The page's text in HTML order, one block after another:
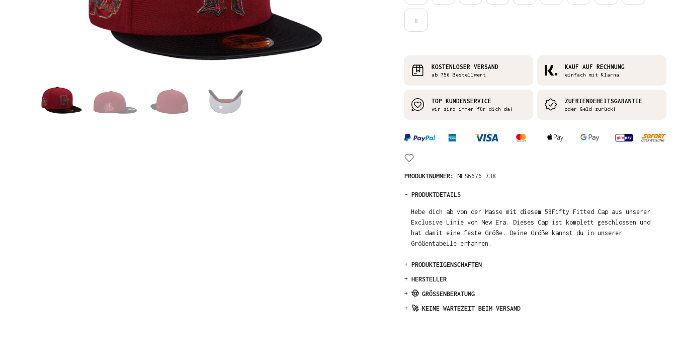
8
KOSTENLOSER VERSAND
ab 75€ Bestellwert
KAUF AUF RECHNUNG
einfach mit Klarna
TOP KUNDENSERVICE
wir sind immer für dich da!
ZUFRIENDEHEITSGARANTIE
oder Geld zurück!
PRODUKTNUMMER: NES6676-738
- PRODUKTDETAILS
Hebe dich ab von der Masse mit diesem 59Fifty Fitted Cap aus unserer
Exclusive Linie von New Era. Dieses Cap ist komplett geschlossen und
hat damit eine feste Größe. Deine Größe kannst du in unserer
Größentabelle erfahren.
+ PRODUKTEIGENSCHAFTEN
+ HERSTELLER
+ 🤠 GRÖSSENBERATUNG
+ 🚀 KEINE WARTEZEIT BEIM VERSAND